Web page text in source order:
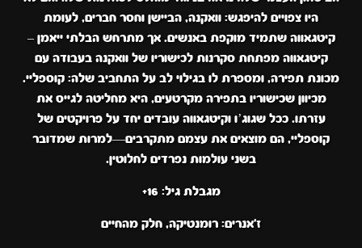
היו צפויים להיפגש: וואקנה, הביישן וחסר חברים, לעומת
קיטגאווה שתמיד מוקפת באנשים. אך מתרחש הבלתי ייאמן –
קיטגאווה מפתחת סקרנות לכישוריו של וואקנה בעבודה עם
מכונת תפירה, ומספרת לו בגילוי לב על התחביב שלה: קוספליי.
מכיוון שכישוריו בתפירה מקרטעים, היא מחליטה לגייס את
עזרתו. ככל שגוג’ו וקיטגאווה עובדים יחד על פרויקטים של
קוספליי, הם מוצאים את עצמם מתקרבים—למרות שמדובר
בשני עולמות נפרדים לחלוטין.
מגבלת גיל: 16+
ז'אנרים: רומנטיקה, חלק מהחיים